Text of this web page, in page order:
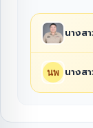
นางส
นางส